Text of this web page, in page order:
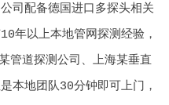
司配备德国进口多探头相关
年以上本地管网探测经验，
管道探测公司、上海某垂直
本地团队30分钟即可上门，